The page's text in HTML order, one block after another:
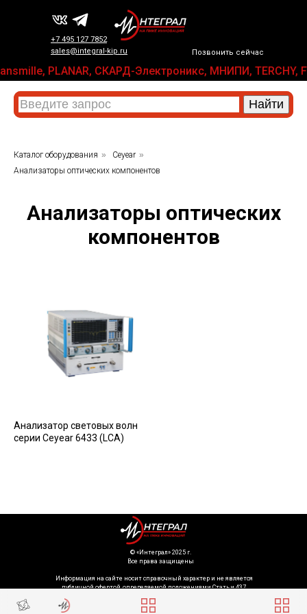
Позвонить сейчас
+7 495 127 7852
sales@integral-kip.ru
PLANAR, СКАРД-Электроникс, МНИПИ, TERCHY,
Каталог оборудования » Ceyear »
Анализаторы оптических компонентов
Анализаторы оптических
компонентов
Анализатор световых волн
серии Ceyear 6433 (LCA)
Информация на сайте носит справочный характер и не является
публичной офертой, определяемой положениями Статьи 437
(спецификация) и комплект поставки товара могут быть изменены
©️ «Интеграл» 2025 г.
Все права защищены